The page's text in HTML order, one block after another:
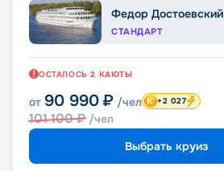
Федор Достоевский
СТАНДАРТ
ОСТАЛОСЬ 2 КАЮТЫ
от 90 990 ₽ /чел
101 100₽ /чел
+2 027
Выбрать круиз